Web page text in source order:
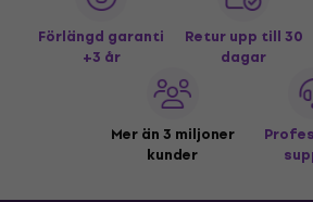
Förlängd garanti
+3 år
Retur upp till 30
dagar
Mer än 3 miljoner
kunder